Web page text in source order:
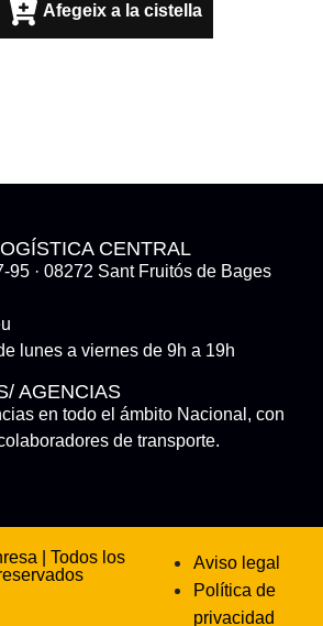
Afegeix a la cistella
CENTRAL
95 · 08272 Sant Fruitós de Bages
lunes a viernes de 9h a 19h
AGENCIAS
en todo el ámbito Nacional, con
de transporte.
| Todos los
Aviso legal
Política de
privacidad